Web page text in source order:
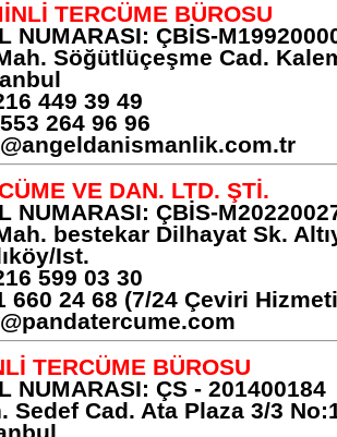
TERCÜME BÜROSU
NUMARASI: ÇBİS-
Söğütlüçeşme Cad.
449 39 49
264 96 96
VE DAN. LTD. ŞTİ.
NUMARASI: ÇBİS-
bestekar Dilhayat Sk.
Ist.
599 03 30
24 68 (7/24 Çeviri
TERCÜME BÜROSU
NUMARASI: ÇS - 201400184
Sedef Cad. Ata Plaza 3/3